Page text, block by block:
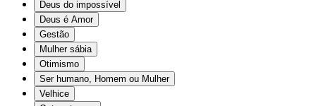
Deus do impossível
Deus é Amor
Gestão
Mulher sábia
Otimismo
Ser humano, Homem ou Mulher
Velhice